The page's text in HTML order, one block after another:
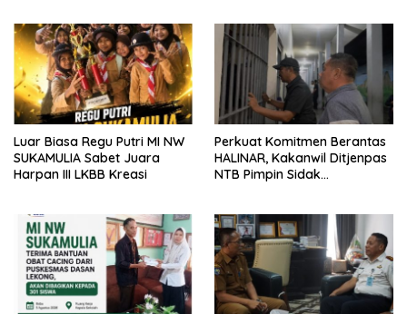
Luar Biasa Regu Putri MI NW
SUKAMULIA Sabet Juara
Harpan III LKBB Kreasi
Perkuat Komitmen Berantas
HALINAR, Kakanwil Ditjenpas
NTB Pimpin Sidak